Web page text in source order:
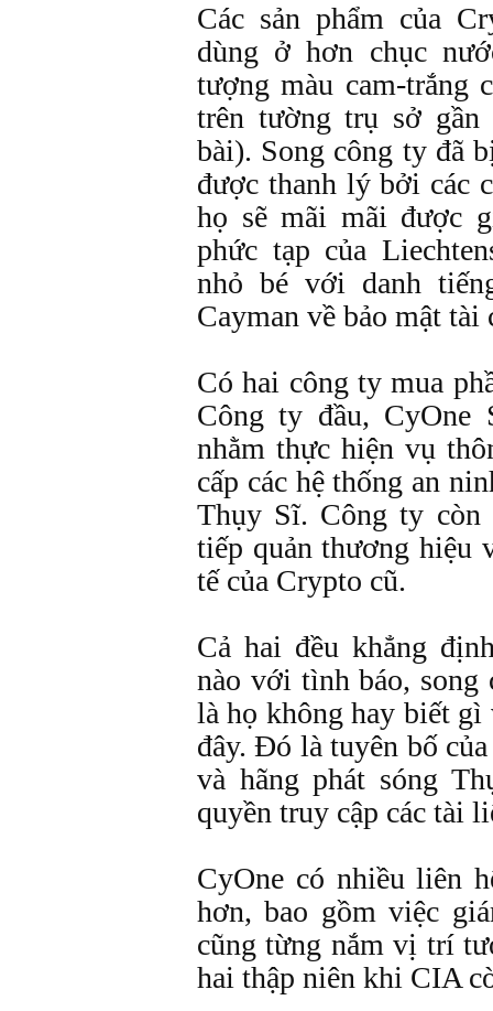
Các sản phẩm của
dùng ở hơn chục
tượng màu cam-trắng
trên tường trụ sở
bài). Song công ty đã
được thanh lý bởi các
họ sẽ mãi mãi được
phức tạp của
nhỏ bé với danh
Cayman về bảo mật tài
Có hai công ty mua
Công ty đầu, CyOne
nhằm thực hiện vụ
cấp các hệ thống an
Thụy Sĩ. Công ty còn
tiếp quản thương hiệu
tế của Crypto cũ.
Cả hai đều khẳng
nào với tình báo,
là họ không hay biết gì
đây. Đó là tuyên bố
và hãng phát sóng
quyền truy cập các tài
CyOne có nhiều liên
hơn, bao gồm việc
cũng từng nắm vị trí
hai thập niên khi CIA